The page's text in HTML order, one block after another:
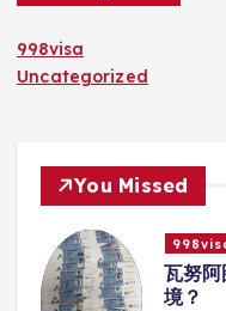
998visa
Uncategorized
You Missed
瓦努
学校的